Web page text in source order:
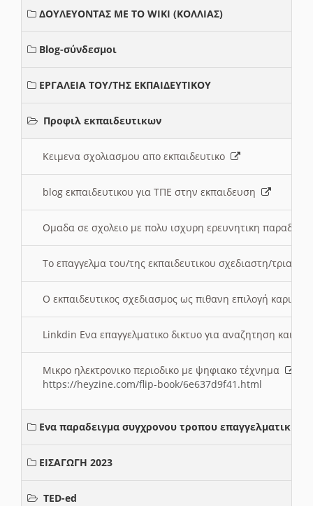
ΔΟΥΛΕΥΟΝΤΑΣ ΜΕ ΤΟ WIKI (ΚΟΛΛΙΑΣ)
Blog-σύνδεσμοι
ΕΡΓΑΛΕΙΑ ΤΟΥ/ΤΗΣ ΕΚΠΑΙΔΕΥΤΙΚΟΥ
Προφιλ εκπαιδευτικων
Κειμενα σχολιασμου απο εκπαιδευτικο
blog εκπαιδευτικου για ΤΠΕ στην εκπαιδευση
Ομαδα σε σχολειο με πολυ ισχυρη ερευνητικη
Το επαγγελμα του/της εκπαιδευτικου σχεδιαστη/τριας
Ο εκπαιδευτικος σχεδιασμος ως πιθανη επιλογή
Linkdin Ενα επαγγελματικο δικτυο για αναζητηση και
Μικρο ηλεκτρονικο περιοδικο με ψηφιακο τέχνημα
https://heyzine.com/flip-book/6e637d9f41.html
Ενα παραδειγμα συγχρονου τροπου επαγγελματικης
ΕΙΣΑΓΩΓΗ 2023
TED-ed